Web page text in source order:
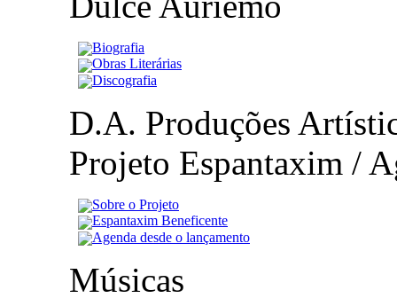
Biografia
Obras Literárias
Discografia
D.A. Produções
Projeto Espantaxim /
Sobre o Projeto
Espantaxim Beneficente
Agenda desde o lançamento
Músicas